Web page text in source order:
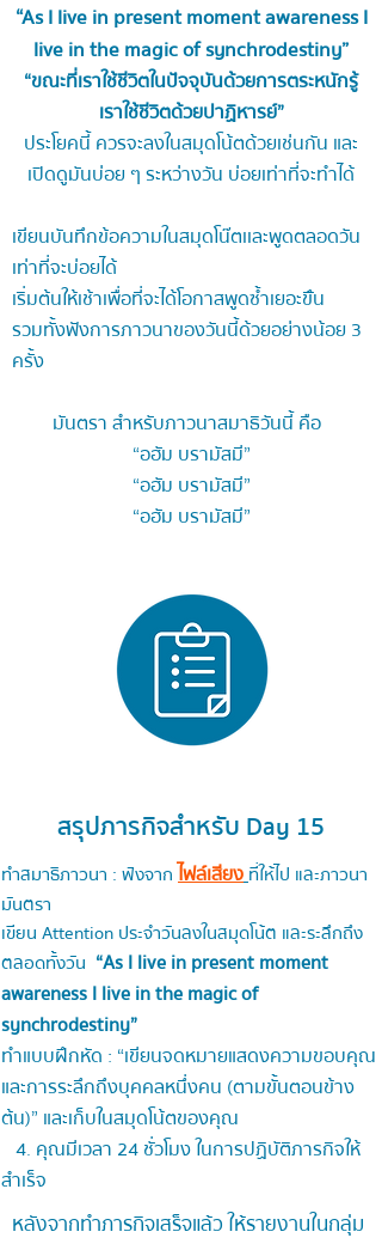
“As I live in present moment awareness I
live in the magic of synchrodestiny”
“ขณะที่เราใช้ชีวิตในปัจจุบันด้วยการตระหนักรู้
เราใช้ชีวิตด้วยปาฏิหารย์”
ประโยคนี้ ควรจะลงในสมุดโน้ตด้วยเช่นกัน และ
เปิดดูมันบ่อย ๆ ระหว่างวัน บ่อยเท่าที่จะทำได้
เขียนบันทึกข้อความในสมุดโน๊ตเเละพูดตลอดวัน
เท่าที่จะบ่อยได้
เริ่มต้นให้เช้าเพื่อที่จะได้โอกาสพูดซ้ำเยอะขึัน
รวมทั้งฟังการภาวนาของวันนี้ด้วยอย่างน้อย 3
ครั้ง
มันตรา สำหรับภาวนาสมาธิวันนี้ คือ
“อฮัม บรามัสมี”
“อฮัม บรามัสมี”
“อฮัม บรามัสมี”
สรุปภารกิจสำหรับ Day 15
ทำสมาธิภาวนา : ฟังจาก ไฟล์เสียง ที่ให้ไป และภาวนา
มันตรา
เขียน Attention ประจำวันลงในสมุดโน้ต และระลึกถึง
ตลอดทั้งวัน “As I live in present moment
awareness I live in the magic of
synchrodestiny”
ทำแบบฝึกหัด : “เขียนจดหมายแสดงความขอบคุณ
และการระลึกถึงบุคคลหนึ่งคน (ตามขั้นตอนข้าง
ต้น)” และเก็บในสมุดโน้ตของคุณ
4. คุณมีเวลา 24 ชั่วโมง ในการปฏิบัติภารกิจให้
สำเร็จ
หลังจากทำภารกิจเสร็จแล้ว ให้รายงานในกลุ่ม